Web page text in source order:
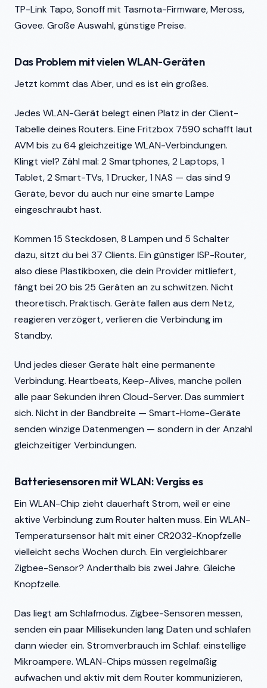
TP-Link Tapo, Sonoff mit Tasmota-Firmware, Meross,
Govee. Große Auswahl, günstige Preise.
Das Problem mit vielen WLAN-Geräten
Jetzt kommt das Aber, und es ist ein großes.
Jedes WLAN-Gerät belegt einen Platz in der Client-
Tabelle deines Routers. Eine Fritzbox 7590 schafft laut
AVM bis zu 64 gleichzeitige WLAN-Verbindungen.
Klingt viel? Zähl mal: 2 Smartphones, 2 Laptops, 1
Tablet, 2 Smart-TVs, 1 Drucker, 1 NAS — das sind 9
Geräte, bevor du auch nur eine smarte Lampe
eingeschraubt hast.
Kommen 15 Steckdosen, 8 Lampen und 5 Schalter
dazu, sitzt du bei 37 Clients. Ein günstiger ISP-Router,
also diese Plastikboxen, die dein Provider mitliefert,
fängt bei 20 bis 25 Geräten an zu schwitzen. Nicht
theoretisch. Praktisch. Geräte fallen aus dem Netz,
reagieren verzögert, verlieren die Verbindung im
Standby.
Und jedes dieser Geräte hält eine permanente
Verbindung. Heartbeats, Keep-Alives, manche pollen
alle paar Sekunden ihren Cloud-Server. Das summiert
sich. Nicht in der Bandbreite — Smart-Home-Geräte
senden winzige Datenmengen — sondern in der Anzahl
gleichzeitiger Verbindungen.
Batteriesensoren mit WLAN: Vergiss es
Ein WLAN-Chip zieht dauerhaft Strom, weil er eine
aktive Verbindung zum Router halten muss. Ein WLAN-
Temperatursensor hält mit einer CR2032-Knopfzelle
vielleicht sechs Wochen durch. Ein vergleichbarer
Zigbee-Sensor? Anderthalb bis zwei Jahre. Gleiche
Knopfzelle.
Das liegt am Schlafmodus. Zigbee-Sensoren messen,
senden ein paar Millisekunden lang Daten und schlafen
dann wieder ein. Stromverbrauch im Schlaf: einstellige
Mikroampere. WLAN-Chips müssen regelmäßig
aufwachen und aktiv mit dem Router kommunizieren,